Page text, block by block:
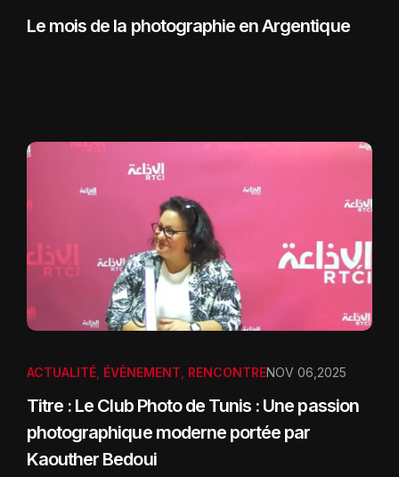
Le mois de la photographie en Argentique
ACTUALITÉ ÉVÈNEMENT RENCONTRENOV 06,2025
Titre : Le Club Photo de Tunis : Une passion
photographique moderne portée par
Kaouther Bedoui